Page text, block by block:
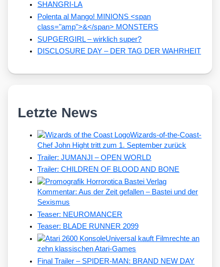
SHANGRI-LA
Polenta al Mango! MINIONS <span
class="amp">&</span> MONSTERS
SUPGERGIRL – wirklich super?
DISCLOSURE DAY – DER TAG DER WAHRHEIT
Letzte News
Wizards-of-the-Coast-
Chef John Hight tritt zum 1. September zurück
Trailer: JUMANJI – OPEN WORLD
Trailer: CHILDREN OF BLOOD AND BONE
Kommentar: Aus der Zeit gefallen – Bastei und der
Sexismus
Teaser: NEUROMANCER
Teaser: BLADE RUNNER 2099
Universal kauft Filmrechte an
zehn klassischen Atari-Games
Final Trailer – SPIDER-MAN: BRAND NEW DAY